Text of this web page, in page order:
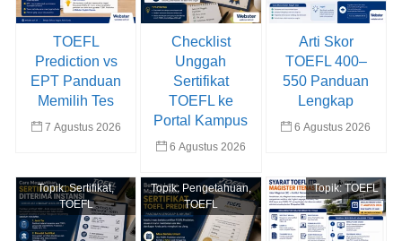
TOEFL
Prediction vs
EPT Panduan
Memilih Tes
7 Agustus 2026
Checklist
Unggah
Sertifikat
TOEFL ke
Portal Kampus
6 Agustus 2026
Arti Skor
TOEFL 400–
550 Panduan
Lengkap
6 Agustus 2026
Topik:Sertifikat,
TOEFL
Topik: Pengetahuan,
TOEFL
Topik:TOEFL